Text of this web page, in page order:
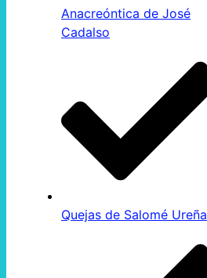
Anacreóntica de José
Cadalso
Quejas de Salomé Ureña